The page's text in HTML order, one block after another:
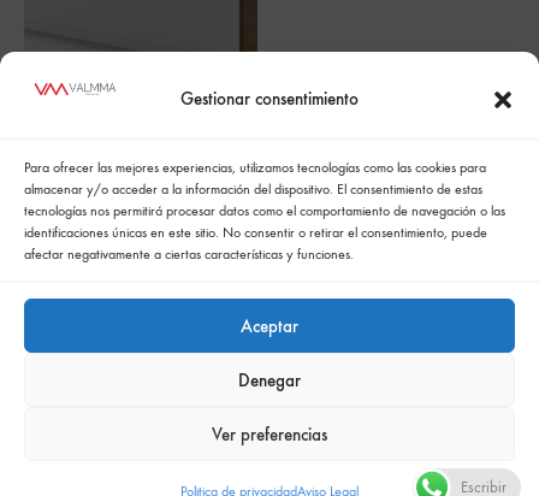
Gestionar consentimiento
Para ofrecer las mejores experiencias, utilizamos tecnologías como las cookies para
almacenar y/o acceder a la información del dispositivo. El consentimiento de estas
tecnologías nos permitirá procesar datos como el comportamiento de navegación o las
identificaciones únicas en este sitio. No consentir o retirar el consentimiento, puede
afectar negativamente a ciertas características y funciones.
Aceptar
Denegar
Ver preferencias
Politica de privacidadAviso Legal
PANNEL
Politica de confidencialidad
Comunicación de la política de responsabilidad social empresarial
Escribir